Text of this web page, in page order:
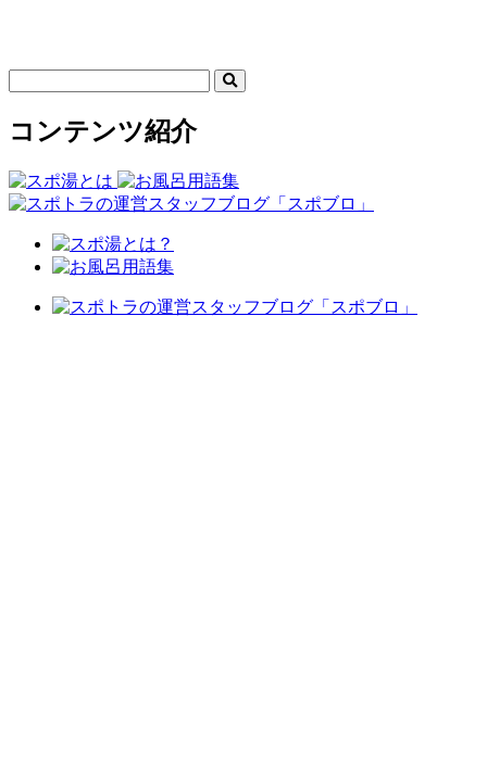
コンテンツ紹介